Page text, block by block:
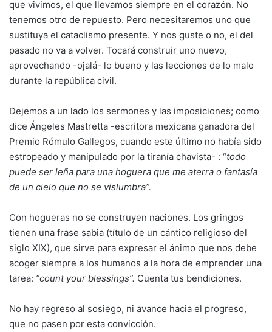
que vivimos, el que llevamos siempre en el corazón. No
tenemos otro de repuesto. Pero necesitaremos uno que
sustituya el cataclismo presente. Y nos guste o no, el del
pasado no va a volver. Tocará construir uno nuevo,
aprovechando -ojalá- lo bueno y las lecciones de lo malo
durante la república civil.
Dejemos a un lado los sermones y las imposiciones; como
dice Ángeles Mastretta -escritora mexicana ganadora del
Premio Rómulo Gallegos, cuando este último no había sido
estropeado y manipulado por la tiranía chavista- : “todo
puede ser leña para una hoguera que me aterra o fantasía
de un cielo que no se vislumbra”.
Con hogueras no se construyen naciones. Los gringos
tienen una frase sabia (título de un cántico religioso del
siglo XIX), que sirve para expresar el ánimo que nos debe
acoger siempre a los humanos a la hora de emprender una
tarea: “count your blessings”. Cuenta tus bendiciones.
No hay regreso al sosiego, ni avance hacia el progreso,
que no pasen por esta convicción.